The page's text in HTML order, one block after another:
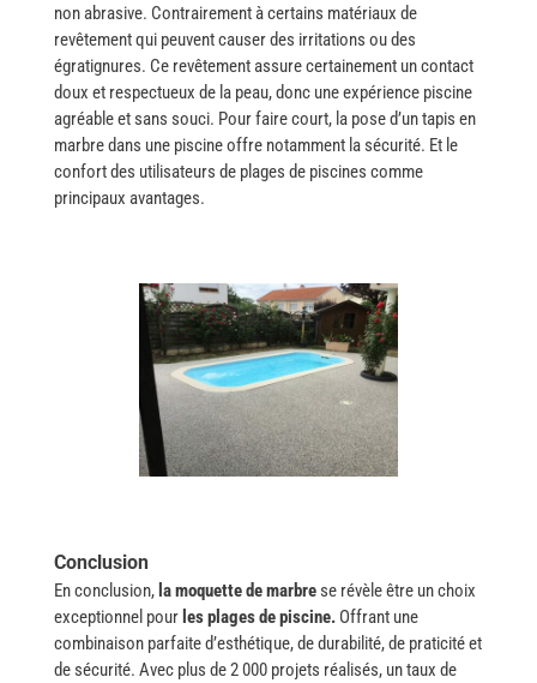
non abrasive. Contrairement à certains matériaux de
revêtement qui peuvent causer des irritations ou des
égratignures. Ce revêtement assure certainement un contact
doux et respectueux de la peau, donc une expérience piscine
agréable et sans souci. Pour faire court, la pose d’un tapis en
marbre dans une piscine offre notamment la sécurité. Et le
confort des utilisateurs de plages de piscines comme
principaux avantages.
Conclusion
En conclusion, la moquette de marbrese révèle être un choix
exceptionnel pour les plages de piscine.Offrant une
combinaison parfaite d’esthétique, de durabilité, de praticité et
de sécurité. Avec plus de 2 000 projets réalisés, un taux de